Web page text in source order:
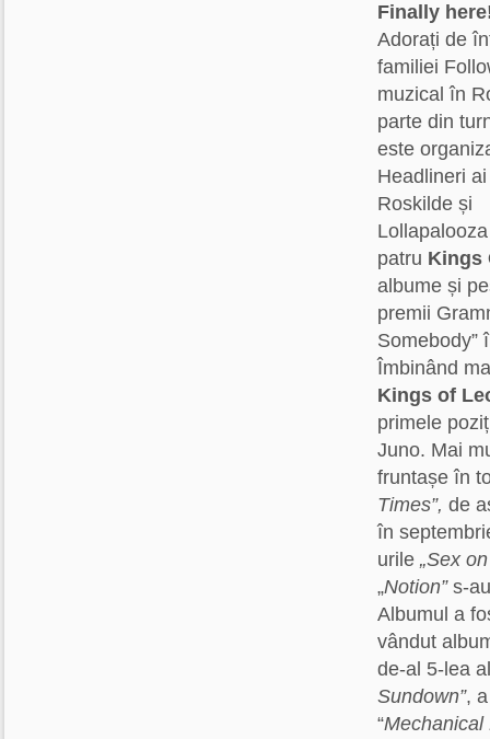
Finally
Adorați de
familiei
muzical în
parte din
este
Headlineri
Roskilde și
patru Kings
albume și
premii
Somebody”
Îmbinând
Kings of
primele
Juno. Mai
fruntașe în
Times”, de
în
urile „Sex
„Notion”s-
Albumul a
vândut
de-al 5-lea
Sundown”,
“Mechanical